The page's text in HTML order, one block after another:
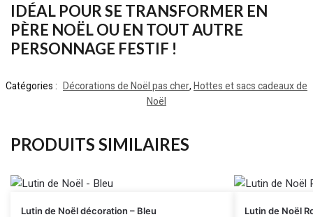
IDÉAL POUR SE TRANSFORMER EN
PÈRE NOËL OU EN TOUT AUTRE
PERSONNAGE FESTIF !
Catégories : Décorations de Noël pas cher,Hottes et sacs cadeaux de
Noël
PRODUITS SIMILAIRES
Lutin de Noël décoration – Bleu Lutin de Noël